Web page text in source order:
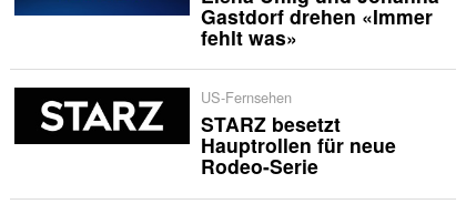
Gastdorf drehen «Immer
fehlt was»
US-Fernsehen
STARZ besetzt
Hauptrollen für neue
Rodeo-Serie